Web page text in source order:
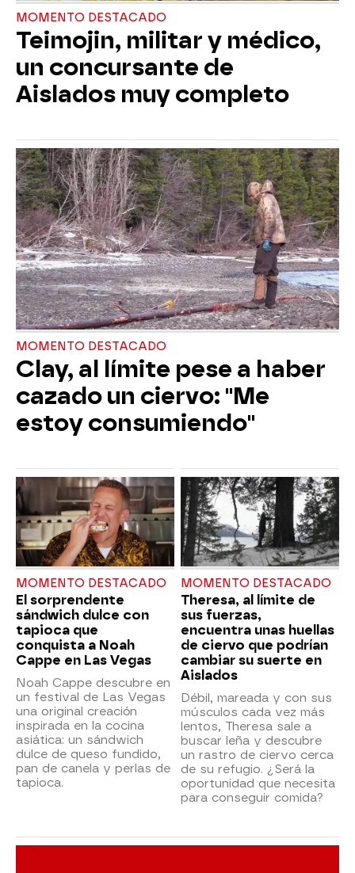
MOMENTO DESTACADO
Teimojin, militar y médico,
un concursante de
Aislados muy completo
MOMENTO DESTACADO
Clay, al límite pese a haber
cazado un ciervo: "Me
estoy consumiendo"
MOMENTO DESTACADO
El sorprendente
sándwich dulce con
tapioca que
conquista a Noah
Cappe en Las Vegas
Noah Cappe descubre en
un festival de Las Vegas
una original creación
inspirada en la cocina
asiática: un sándwich
dulce de queso fundido,
pan de canela y perlas de
tapioca.
MOMENTO DESTACADO
Theresa, al límite de
sus fuerzas,
encuentra unas huellas
de ciervo que podrían
cambiar su suerte en
Aislados
Débil, mareada y con sus
músculos cada vez más
lentos, Theresa sale a
buscar leña y descubre
un rastro de ciervo cerca
de su refugio. ¿Será la
oportunidad que necesita
para conseguir comida?